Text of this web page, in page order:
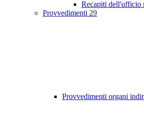
Recapiti dell'ufficio
Provvedimenti 29
Provvedimenti organi